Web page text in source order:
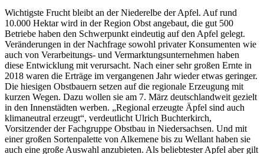
Wichtigste Frucht bleibt an der Niederelbe der Apfel. Auf rund
10.000 Hektar wird in der Region Obst angebaut, die gut 500
Betriebe haben den Schwerpunkt eindeutig auf den Apfel gelegt.
Veränderungen in der Nachfrage sowohl privater Konsumenten wie
auch von Verarbeitungs- und Vermarktungsunternehmen haben
diese Entwicklung mit verursacht. Nach einer sehr großen Ernte in
2018 waren die Erträge im vergangenen Jahr wieder etwas geringer.
Die hiesigen Obstbauern setzen auf die regionale Erzeugung mit
kurzen Wegen. Dazu wollen sie am 7. März deutschlandweit gezielt
in den Innenstädten werben. „Regional erzeugte Äpfel sind auch
klimaneutral erzeugt“, verdeutlicht Ulrich Buchterkirch,
Vorsitzender der Fachgruppe Obstbau in Niedersachsen. Und mit
einer großen Sortenpalette von Alkemene bis zu Wellant haben sie
auch eine große Auswahl anzubieten. Als beliebtester Apfel aber gilt